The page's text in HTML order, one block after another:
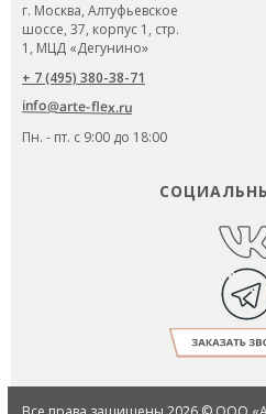
г. Москва, Алтуфьевское
шоссе, 37, корпус 1, стр.
1, МЦД «Дегунино»
info@arte-flex.ru
+ 7 (495) 380-38-71
Пн. - пт. с 9:00 до 18:00